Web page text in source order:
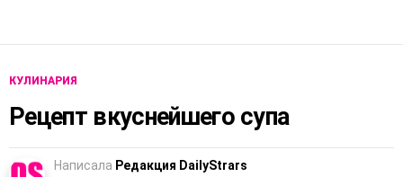
КУЛИНАРИЯ
Рецепт вкуснейшего супа
Написала Редакция DailyStrars